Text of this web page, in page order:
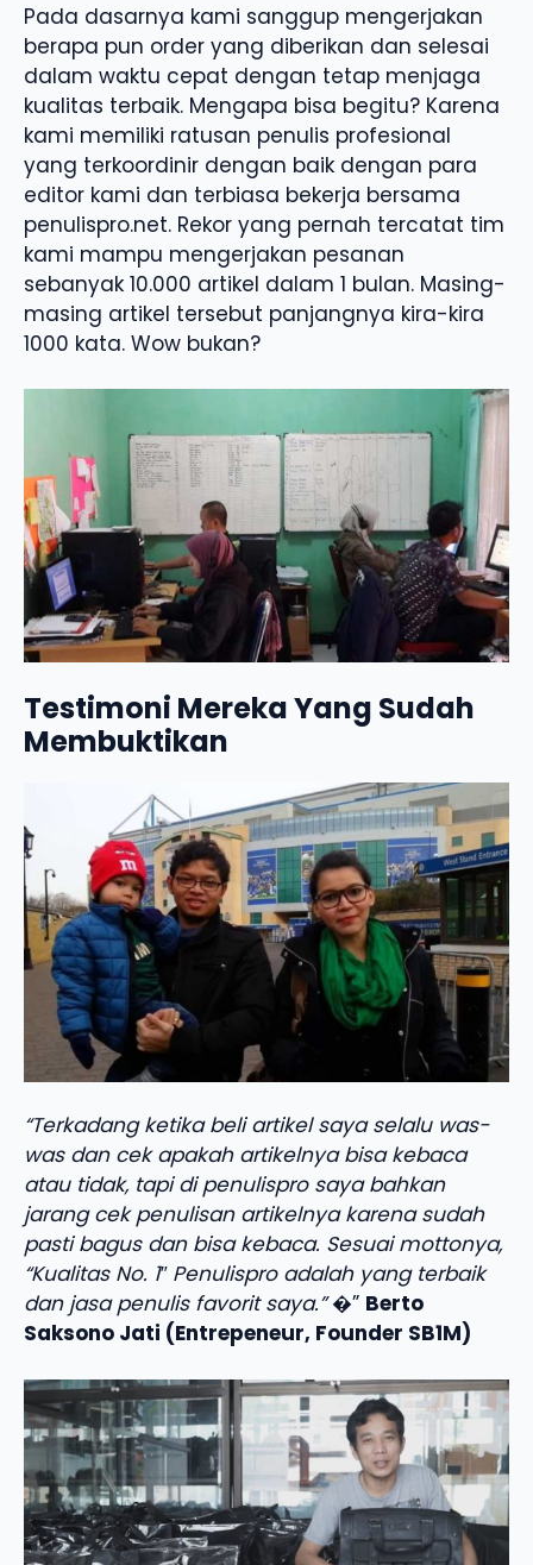
Pada dasarnya kami sanggup mengerjakan
berapa pun order yang diberikan dan selesai
dalam waktu cepat dengan tetap menjaga
kualitas terbaik. Mengapa bisa begitu? Karena
kami memiliki ratusan penulis profesional
yang terkoordinir dengan baik dengan para
editor kami dan terbiasa bekerja bersama
penulispro.net. Rekor yang pernah tercatat tim
kami mampu mengerjakan pesanan
sebanyak 10.000 artikel dalam 1 bulan. Masing-
masing artikel tersebut panjangnya kira-kira
1000 kata. Wow bukan?
Testimoni Mereka Yang Sudah
Membuktikan
“Terkadang ketika beli artikel saya selalu was-
was dan cek apakah artikelnya bisa kebaca
atau tidak, tapi di penulispro saya bahkan
jarang cek penulisan artikelnya karena sudah
pasti bagus dan bisa kebaca. Sesuai mottonya,
“Kualitas No. 1″ Penulispro adalah yang terbaik
dan jasa penulis favorit saya.”�” Berto
Saksono Jati (Entrepeneur, Founder SB1M)